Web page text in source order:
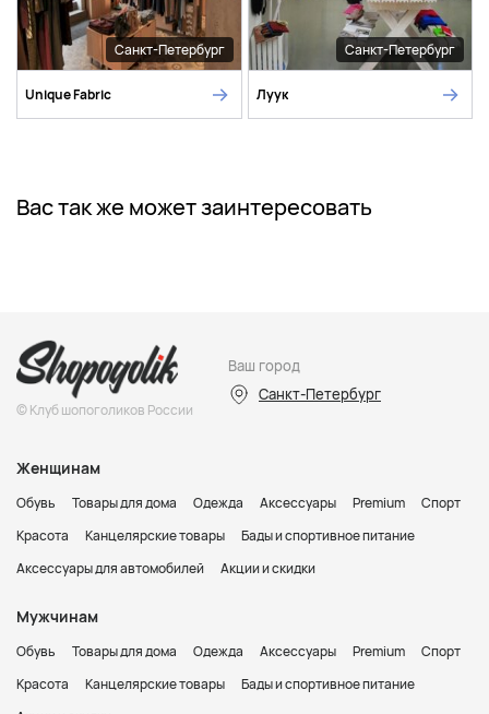
Санкт-Петербург
Unique Fabric
Санкт-Петербург
Луук
Вас так же может заинтересовать
© Клуб шопоголиков России
Ваш город
Санкт-Петербург
Женщинам
Обувь Товары для дома Одежда Аксессуары Premium
Спорт
Красота
Канцелярские товары
Бады и спортивное питание
Аксессуары для автомобилей
Акции и скидки
Мужчинам
Обувь Товары для дома Одежда Аксессуары Premium
Спорт
Красота
Канцелярские товары
Бады и спортивное питание